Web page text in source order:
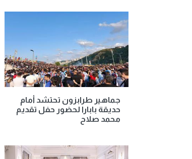
جماهير طرابزون تحتشد أمام
حديقة بابارا لحضور حفل تقديم
محمد صلاح